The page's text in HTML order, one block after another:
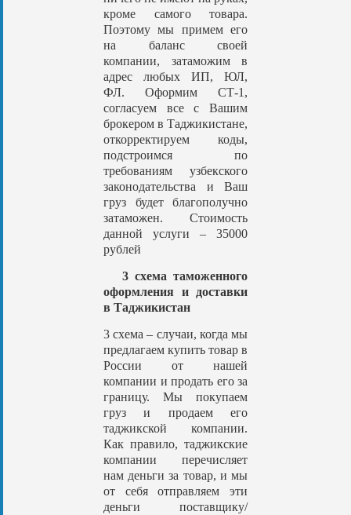
кроме самого товара.
Поэтому мы примем его
на баланс своей
компании, затаможим в
адрес любых ИП, ЮЛ,
ФЛ. Оформим СТ-1,
согласуем все с Вашим
брокером в Таджикистане,
откорректируем коды,
подстроимся по
требованиям узбекского
законодательства и Ваш
груз будет благополучно
затаможен. Стоимость
данной услуги – 35000
рублей
3 схема таможенного
оформления и доставки
в Таджикистан
3 схема – случаи, когда мы
предлагаем купить товар в
России от нашей
компании и продать его за
границу. Мы покупаем
груз и продаем его
таджикской компании.
Как правило, таджикские
компании перечисляет
нам деньги за товар, и мы
от себя отправляем эти
деньги поставщику/